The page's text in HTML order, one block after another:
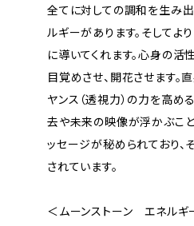
全てに対しての調和を生み
ルギーがあります。そして
に導いてくれます。心身の活
目覚めさせ、開花させます。
ヤンス（透視力）の力を高め
去や未来の映像が浮かぶこ
ッセージが秘められており
されています。
＜ムーンストーン エネルギ